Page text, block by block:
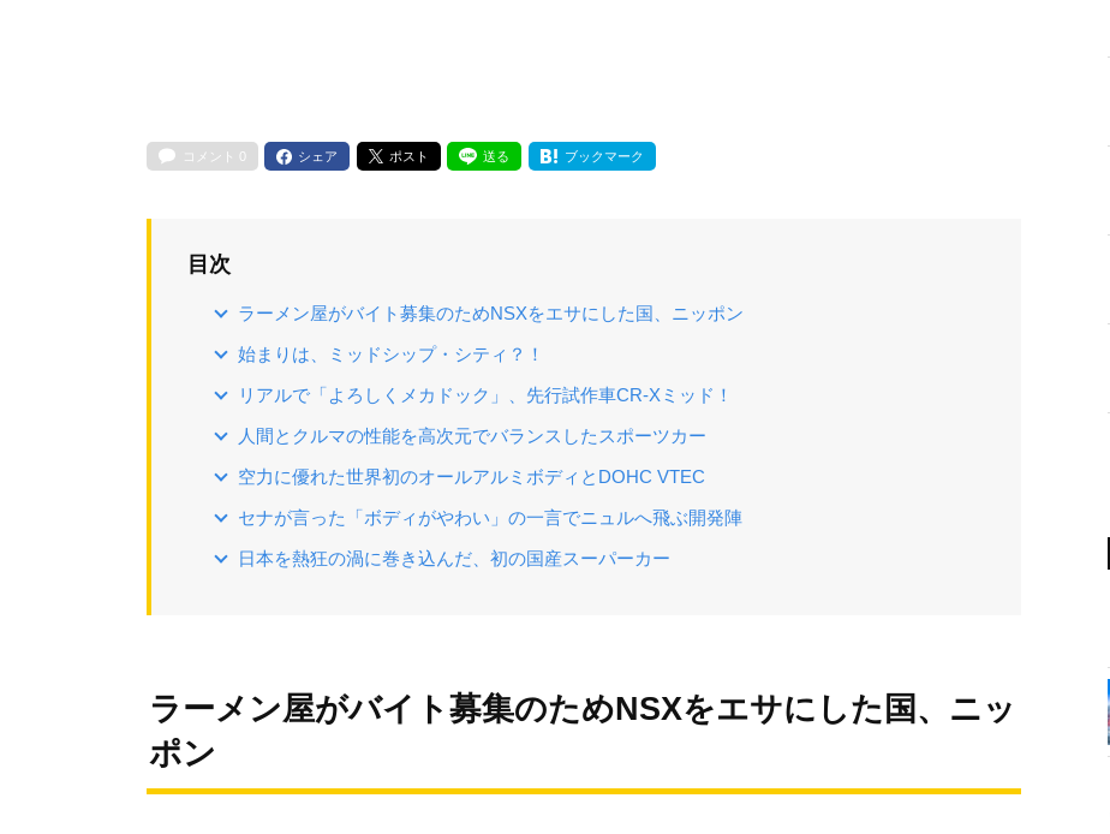
コメント 0 シェア ポスト 送る ブックマーク
目次
ラーメン屋がバイト募集のためNSXをエサにした国、ニッポン
始まりは、ミッドシップ・シティ？！
リアルで「よろしくメカドック」、先行試作車CR-Xミッド！
人間とクルマの性能を高次元でバランスしたスポーツカー
空力に優れた世界初のオールアルミボディとDOHC VTEC
セナが言った「ボディがやわい」の一言でニュルへ飛ぶ開発陣
日本を熱狂の渦に巻き込んだ、初の国産スーパーカー
ラーメン屋がバイト募集のためNSXをエサにした国、ニッ
ポン